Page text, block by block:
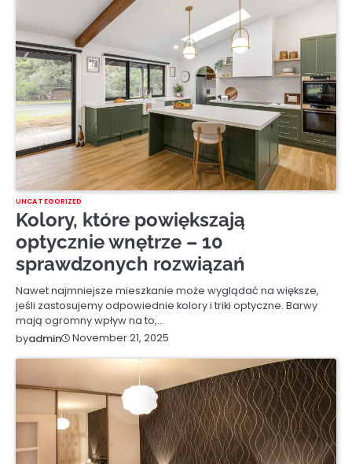
UNCATEGORIZED
Kolory, które powiększają
optycznie wnętrze – 10
sprawdzonych rozwiązań
Nawet najmniejsze mieszkanie może wyglądać na większe,
jeśli zastosujemy odpowiednie kolory i triki optyczne. Barwy
mają ogromny wpływ na to,…
byadmin November 21, 2025